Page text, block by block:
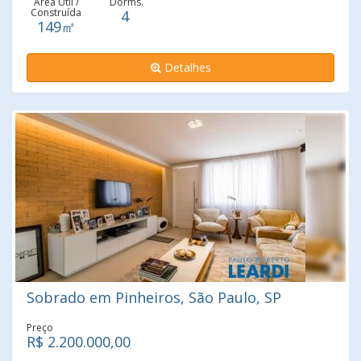
Universidade Paulista (Unip), Faculdade Sumaré e
Universidade São Judas Tadeu. Excelente oportunidade
pretendem adquirir um imóvel.
Construída
149㎡
4
Detalhes
Sobrado em Pinheiros, São Paulo, SP
Preço
R$ 2.200.000,00